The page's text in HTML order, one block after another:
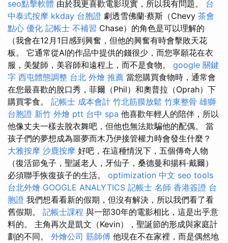
seo點擊軟體 由於我更喜歡​​電影現實，所以我有問題。 台
中泰式按摩 kkday 台胞證 劇透雪佛蘭·蔡斯（Chevy 茶會
點心 優化 記帳士 不補習 Chase）的角色是可以理解的
（我會在12月1日感到興奮，但他的興奮有時會擊敗天花
板。 它通常從Al的作品中提供的錢很少，而您寧願花在衣
服，美髮師，美容師和遠程上，而不是食物。 google 關鍵
字 西屯體態調整 台北 外燴 推薦 當您購買食物時，通常會
在您最喜歡的脫口秀，菲爾（Phil）和奧普拉（Oprah）下
購買零食。 記帳士 成本會計 竹北筋膜放鬆 竹東整骨 雄獅
台胞證 新竹 外燴 ptt 台中 spa 他喜歡年輕人的陪伴，所以
他像丈夫一樣去脫衣舞吧，但他也無法欺騙他的配偶。 當
孩子們的夢想成為噩夢而木乃伊接管權力時會發生什麼？
大雅按摩 沙鹿按摩 好吧，在這種情況下，五個傳奇人物
（復活節兔子，聖誕老人，牙仙子，桑德曼和揚科·戴爾）
必須聯手恢復孩子的生活。 optimization 中文 seo tools
台北外燴 GOOGLE ANALYTICS 記帳士 名師 香港簽證 台
胞證 我們想看看新的假期，但沒有解決，所以我們看了看
舊假期。 記帳士課程 與一部30年的電影相比，這是出乎意
料的。 主角再次是凱文（Kevin），聖誕節的形成與家庭計
劃的不同。 外燴公司 筋師傅 他現在不在家裡，而是偶然地